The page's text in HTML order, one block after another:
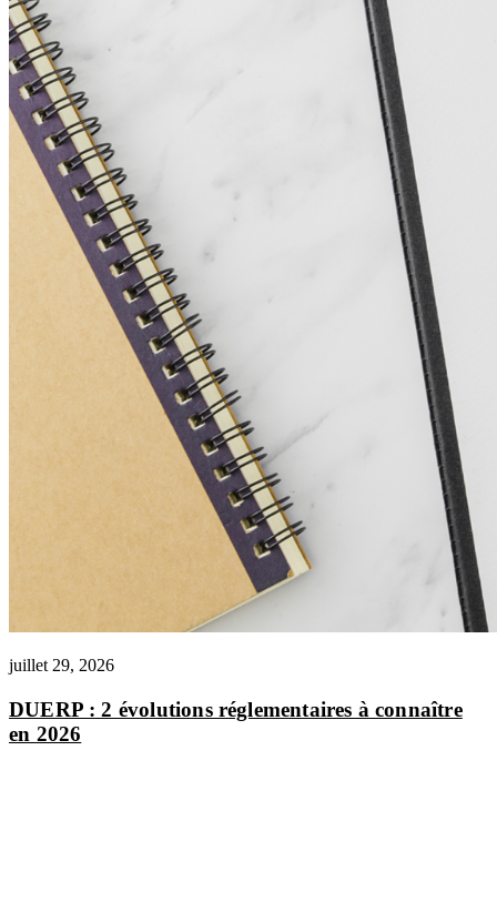
juillet 29, 2026
DUERP : 2 évolutions réglementaires à connaître
en 2026